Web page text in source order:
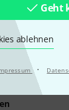
Geht
ablehnen
·
einen sehr
ein robuster
die Plastikfolie
Die